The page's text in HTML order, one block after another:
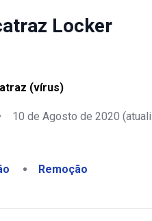
Locker
(vírus)
10 de Agosto de 2020
Remoção